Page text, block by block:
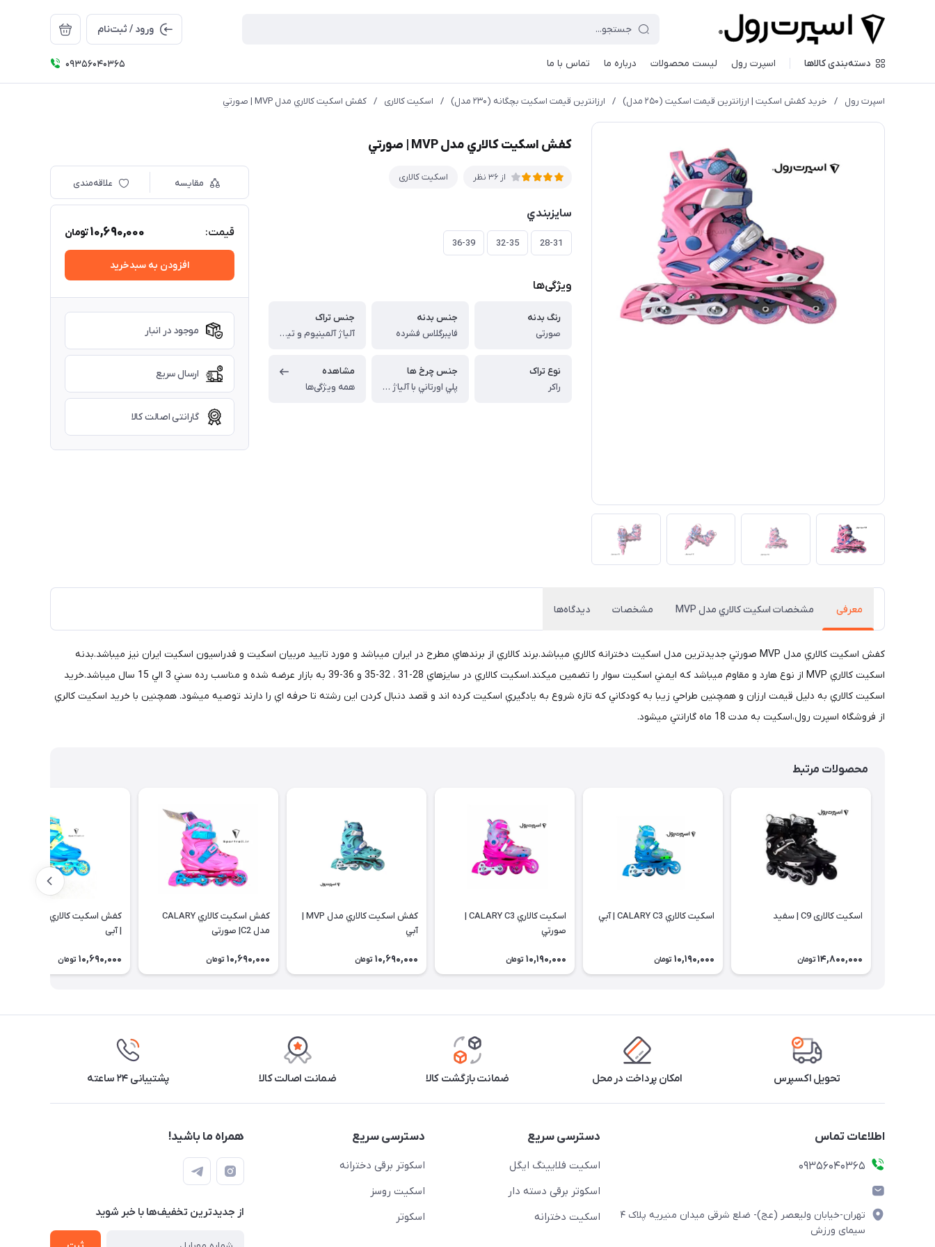
ورود / ثبت‌نام
دسته‌بندی کالاها اسپرت رول لیست محصولات درباره ما تماس با ما 09356040365
اسپرت رول / خريد كفش اسكيت | ارزانترين قيمت اسكيت (۲۵۰ مدل) / ارزانترين قيمت اسكيت بچگانه (۲۳۰ مدل) / اسکیت کالاری / كفش اسكيت كالاري مدل MVP | صورتي
كفش اسكيت كالاري مدل MVP | صورتي
از 36 نظر اسکیت کالاری
سايزبندي
28-31
32-35
36-39
ویژگی‌ها
رنگ بدنه
صورتی
جنس بدنه
فايبرگلاس فشرده
جنس تراک
آلياژ آلمينيوم و تيتانيوم
نوع تراک
راکر
جنس چرخ ها
پلي اورتاني با آلياژ 83
مشاهده
همه ویژگی‌ها
مقایسه علاقه‌مندی
قیمت: 10,690,000تومان
افزودن به سبدخرید
موجود در انبار
ارسال سریع
گارانتی اصالت کالا
معرفی مشخصات اسكيت كالاري مدل MVP مشخصات دیدگاه‌ها
كفش اسكيت كالاري مدل MVP صورتي جديدترين مدل اسكيت دخترانه كالاري ميباشد.برند كالاري از برندهاي مطرح در ايران ميباشد و مورد تاييد مربيان اسكيت و فدراسيون اسكيت ايران نيز ميباشد.بدنه
اسكيت كالاري MVP از نوع هارد و مقاوم ميباشد كه ايمني اسكيت سوار را تضمين ميكند.اسكيت كالاري در سايزهاي 28-31 ، 32-35 و 36-39 به بازار عرضه شده و مناسب رده سني 3 الي 15 سال ميباشد.خريد
اسكيت كالاري به دليل قيمت ارزان و همچنين طراحي زيبا به كودكاني كه تازه شروع به يادگيري اسكيت كرده اند و قصد دنبال كردن اين رشته تا حرفه اي را دارند توصيه ميشود. همچنين با خريد اسكيت كالري
از فروشگاه اسپرت رول،اسكيت به مدت 18 ماه گارانتي ميشود.
محصولات مرتبط
اسکیت کالاری C9 | سفيد
14,800,000 تومان
اسكيت كالاري CALARY C3 | آبي
10,190,000 تومان
اسكيت كالاري CALARY C3 |
صورتي
10,190,000 تومان
كفش اسكيت كالاري مدل MVP |
آبي
10,690,000 تومان
کفش اسكيت كالاري CALARY
مدل C2| صورتی
10,690,000 تومان
| آبی
10,690,000 تومان
تحویل اکسپرس امکان پرداخت در محل ضمانت بازگشت کالا ضمانت اصالت کالا پشتیبانی ۲۴ ساعته
اطلاعات تماس
۰۹۳۵۶۰۴۰۳۶۵
تهران-خیابان ولیعصر (عج)- ضلع شرقی میدان منیریه پلاک ۴
سیمای ورزش
دسترسی سریع
اسکیت فلایینگ ایگل
اسکوتر برقی دسته دار
اسکیت دخترانه
دسترسی سریع
اسکوتر برقی دخترانه
اسکیت روسز
اسکوتر
همراه ما باشید!
از جدید‌ترین تخفیف‌ها با‌ خبر شوید